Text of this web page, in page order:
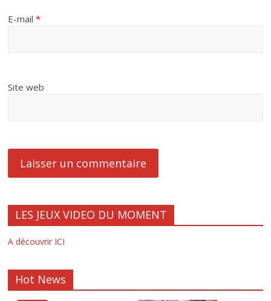
E-mail*
Site web
LES JEUX VIDEO DU MOMENT
A découvrir ICI
Hot News